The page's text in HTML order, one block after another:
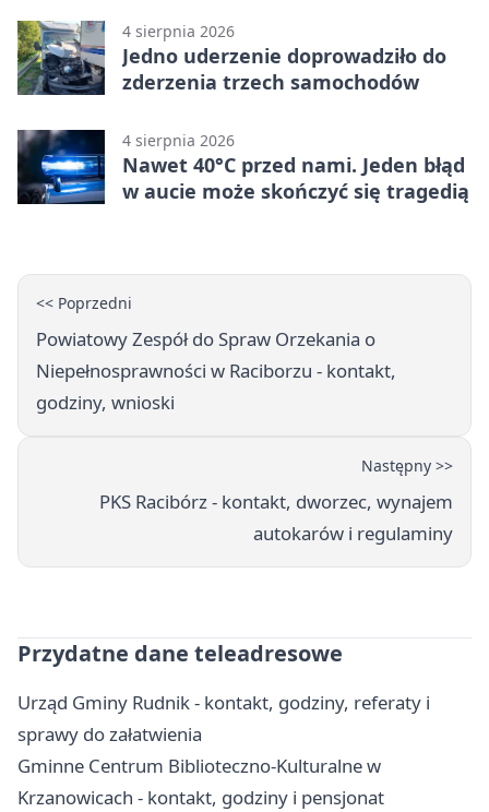
4 sierpnia 2026
Jedno uderzenie doprowadziło do
zderzenia trzech samochodów
4 sierpnia 2026
Nawet 40°C przed nami. Jeden błąd
w aucie może skończyć się tragedią
<< Poprzedni
Powiatowy Zespół do Spraw Orzekania o
Niepełnosprawności w Raciborzu - kontakt,
godziny, wnioski
Następny >>
PKS Racibórz - kontakt, dworzec, wynajem
autokarów i regulaminy
Przydatne dane teleadresowe
Urząd Gminy Rudnik - kontakt, godziny, referaty i
sprawy do załatwienia
Gminne Centrum Biblioteczno-Kulturalne w
Krzanowicach - kontakt, godziny i pensjonat